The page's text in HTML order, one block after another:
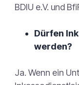
BDIU e.V. und
Dürfen
werden?
Ja. Wenn ein